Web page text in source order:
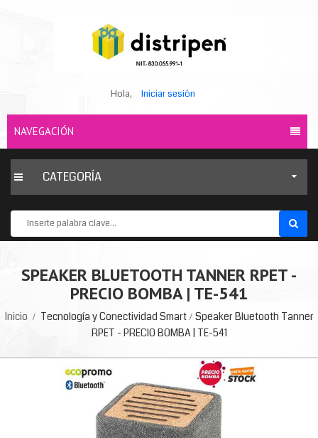
Hola, Iniciar sesión
NAVEGACIÓN
CATEGORÍA
SPEAKER BLUETOOTH TANNER RPET -
PRECIO BOMBA | TE-541
Inicio Tecnología y Conectividad Smart
Speaker Bluetooth Tanner
RPET - PRECIO BOMBA | TE-541